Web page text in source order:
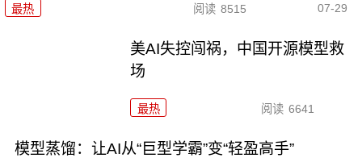
最热 阅读 8515 07-29
美AI失控闯祸，中国开源模型救
场
最热 阅读 6641
模型蒸馏：让AI从“巨型学霸”变“轻盈高手”